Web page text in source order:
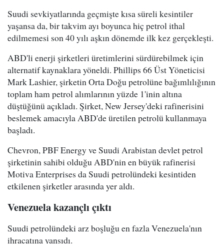
Suudi sevkiyatlarında geçmişte kısa süreli kesintiler
yaşansa da, bir takvim ayı boyunca hiç petrol ithal
edilmemesi son 40 yılı aşkın dönemde ilk kez gerçekleşti.
ABD'li enerji şirketleri üretimlerini sürdürebilmek için
alternatif kaynaklara yöneldi. Phillips 66 Üst Yöneticisi
Mark Lashier, şirketin Orta Doğu petrolüne bağımlılığının
toplam ham petrol alımlarının yüzde 1'inin altına
düştüğünü açıkladı. Şirket, New Jersey'deki rafinerisini
beslemek amacıyla ABD'de üretilen petrolü kullanmaya
başladı.
Chevron, PBF Energy ve Suudi Arabistan devlet petrol
şirketinin sahibi olduğu ABD'nin en büyük rafinerisi
Motiva Enterprises da Suudi petrolündeki kesintiden
etkilenen şirketler arasında yer aldı.
Venezuela kazançlı çıktı
Suudi petrolündeki arz boşluğu en fazla Venezuela'nın
ihracatına yansıdı.